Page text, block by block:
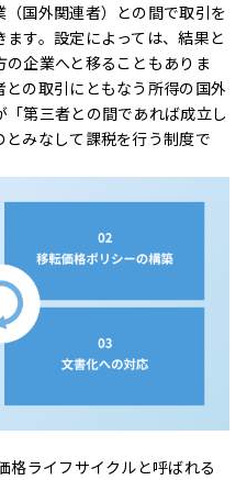
国外関連者）との間で取引を
す。設定によっては、結果と
企業へと移ることもありま
の取引にともなう所得の国外
第三者との間であれば成立し
みなして課税を行う制度で
格ライフサイクルと呼ばれる